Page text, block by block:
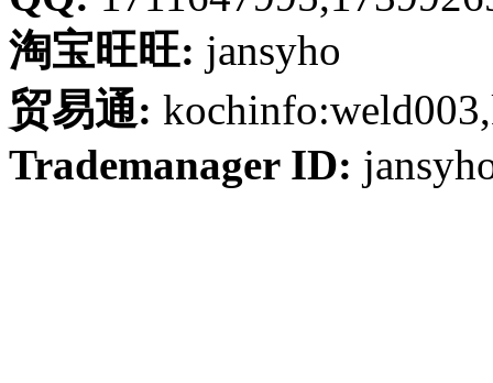
淘宝旺旺: jansyho
贸易通:
Trademanager ID: